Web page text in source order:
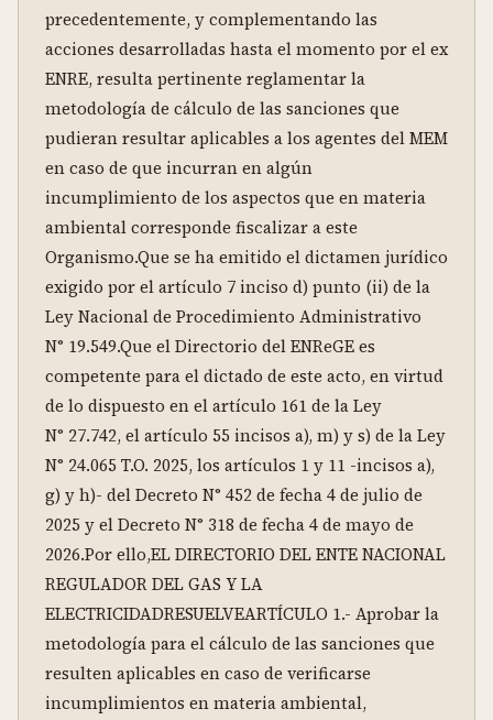
precedentemente, y complementando las
acciones desarrolladas hasta el momento por el ex
ENRE, resulta pertinente reglamentar la
metodología de cálculo de las sanciones que
pudieran resultar aplicables a los agentes del MEM
en caso de que incurran en algún
incumplimiento de los aspectos que en materia
ambiental corresponde fiscalizar a este
Organismo.Que se ha emitido el dictamen jurídico
exigido por el artículo 7 inciso d) punto (ii) de la
Ley Nacional de Procedimiento Administrativo
N° 19.549.Que el Directorio del ENReGE es
competente para el dictado de este acto, en virtud
de lo dispuesto en el artículo 161 de la Ley
N° 27.742, el artículo 55 incisos a), m) y s) de la Ley
N° 24.065 T.O. 2025, los artículos 1 y 11 -incisos a),
g) y h)- del Decreto N° 452 de fecha 4 de julio de
2025 y el Decreto N° 318 de fecha 4 de mayo de
2026.Por ello,EL DIRECTORIO DEL ENTE NACIONAL
REGULADOR DEL GAS Y LA
ELECTRICIDADRESUELVEARTÍCULO 1.- Aprobar la
metodología para el cálculo de las sanciones que
resulten aplicables en caso de verificarse
incumplimientos en materia ambiental,